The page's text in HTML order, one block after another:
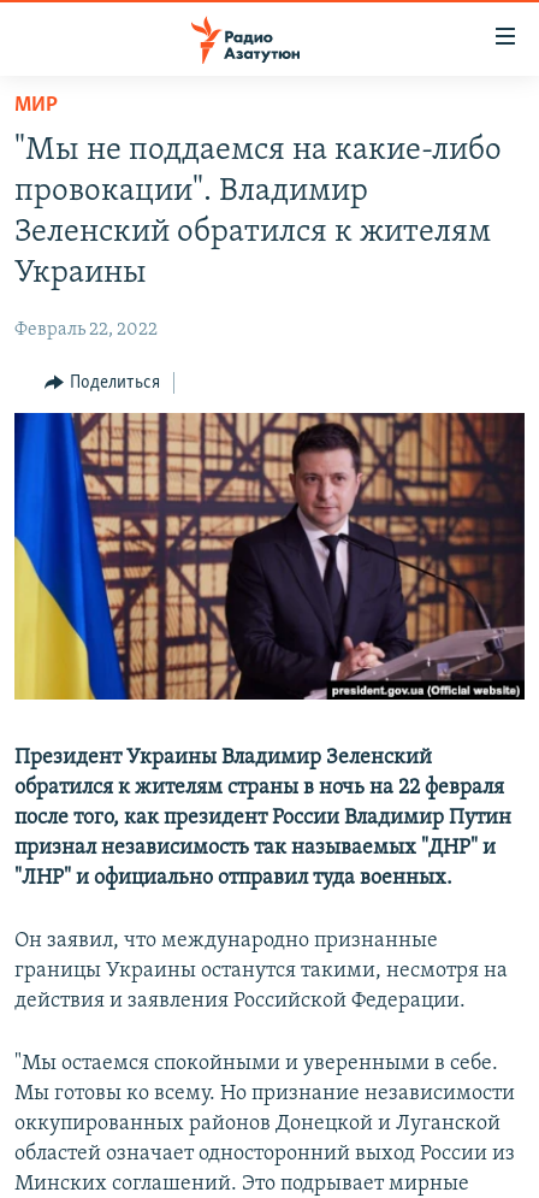
Перейти
основному
содержанию
Перейти
основной
Перейти
поиску
ГЛАВНАЯ
ПОЛИТИКА
ОБЩЕСТВО
РЕГИОН
НАГОРНЫЙ КАРАБАХ
КУЛЬТУРА
СПОРТ
Հայերեն
English
Русский
МИР
"Мы не поддаемся на какие-либо
провокации". Владимир
Зеленский обратился к жителям
Украины
Февраль 22, 2022
Поделиться
Президент Украины Владимир Зеленский
обратился к жителям страны в ночь на 22 февраля
после того, как президент России Владимир Путин
признал независимость так называемых "ДНР" и
"ЛНР" и официально отправил туда военных.
Он заявил, что международно признанные
границы Украины останутся такими, несмотря на
действия и заявления Российской Федерации.
"Мы остаемся спокойными и уверенными в себе.
Мы готовы ко всему. Но признание независимости
оккупированных районов Донецкой и Луганской
областей означает односторонний выход России из
Минских соглашений. Это подрывает мирные